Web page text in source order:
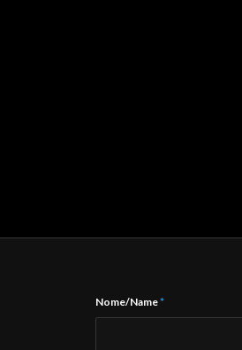
Nome/Name*